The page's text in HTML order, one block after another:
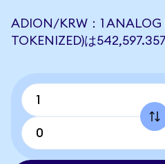
ADION/KRW：1 ANALOG
TOKENIZED)は